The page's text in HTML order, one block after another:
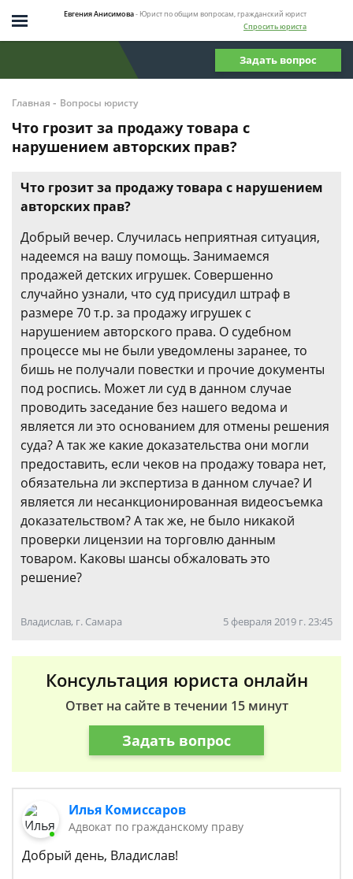
Евгения Анисимова- Юрист по общим вопросам, гражданский юрист
Спросить юриста
Задать вопрос
Главная - Вопросы юристу
Что грозит за продажу товара с
нарушением авторских прав?
Что грозит за продажу товара с нарушением
авторских прав?
Добрый вечер. Случилась неприятная ситуация,
надеемся на вашу помощь. Занимаемся
продажей детских игрушек. Совершенно
случайно узнали, что суд присудил штраф в
размере 70 т.р. за продажу игрушек с
нарушением авторского права. О судебном
процессе мы не были уведомлены заранее, то
бишь не получали повестки и прочие документы
под роспись. Может ли суд в данном случае
проводить заседание без нашего ведома и
является ли это основанием для отмены решения
суда? А так же какие доказательства они могли
предоставить, если чеков на продажу товара нет,
обязательна ли экспертиза в данном случае? И
является ли несанкционированная видеосъемка
доказательством? А так же, не было никакой
проверки лицензии на торговлю данным
товаром. Каковы шансы обжаловать это
решение?
Владислав, г. Самара 5 февраля 2019 г. 23:45
Консультация юриста онлайн
Ответ на сайте в течении 15 минут
Задать вопрос
Илья Комиссаров
Адвокат по гражданскому праву
Добрый день, Владислав!